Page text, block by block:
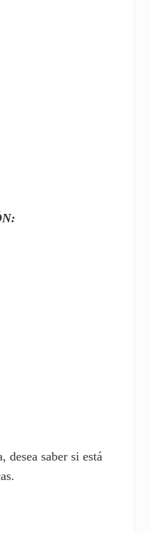
saber si está